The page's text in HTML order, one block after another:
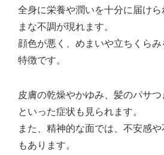
全身に栄養や潤いを十分に届け
まな不調が現れます。
顔色が悪く、めまいや立ちくら
特徴です。
皮膚の乾燥やかゆみ、髪のパサ
といった症状も見られます。
また、精神的な面では、不安感
もあります。